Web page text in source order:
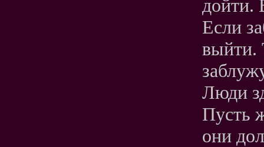
дойти.
Если
выйти.
Люди
Пусть
они